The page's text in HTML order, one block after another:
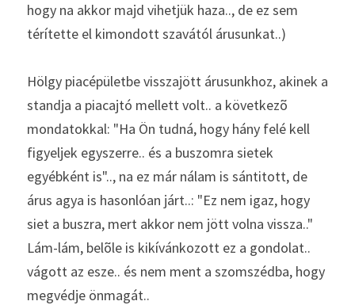
hogy na akkor majd vihetjük haza.., de ez sem
térítette el kimondott szavától árusunkat..)
Hölgy piacépületbe visszajött árusunkhoz, akinek a
standja a piacajtó mellett volt.. a következõ
mondatokkal: "Ha Ön tudná, hogy hány felé kell
figyeljek egyszerre.. és a buszomra sietek
egyébként is".., na ez már nálam is sántitott, de
árus agya is hasonlóan járt..: "Ez nem igaz, hogy
siet a buszra, mert akkor nem jött volna vissza.."
Lám-lám, belõle is kikívánkozott ez a gondolat..
vágott az esze.. és nem ment a szomszédba, hogy
megvédje önmagát..